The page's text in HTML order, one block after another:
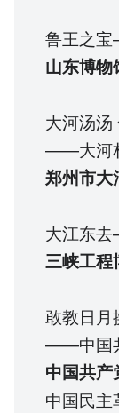
鲁王之
山东博物
大河汤汤
——大河
郑州市大
大江东
三峡工程
敢教日月
——中国
中国共产
中国民